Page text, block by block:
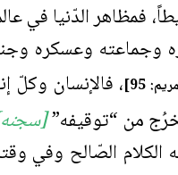
فمظاهر الدّنيا في
وجماعته وعسكره
95]
، فالإنسان وكلّ
من “توقيفه”
الصّالح وفي